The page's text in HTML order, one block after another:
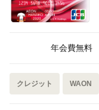
年会費無料
クレジット WAON